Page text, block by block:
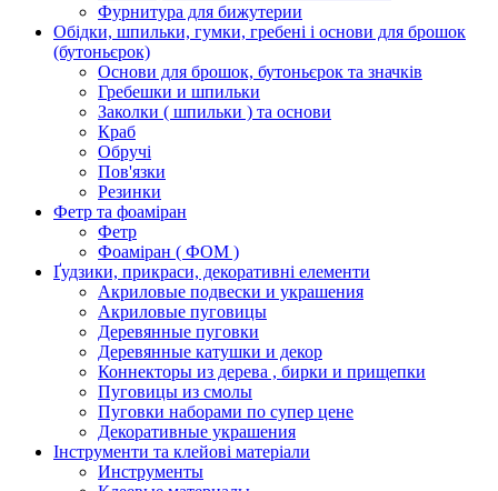
Фурнитура для бижутерии
Обідки, шпильки, гумки, гребені і основи для брошок
(бутоньєрок)
Основи для брошок, бутоньєрок та значків
Гребешки и шпильки
Заколки ( шпильки ) та основи
Краб
Обручі
Пов'язки
Резинки
Фетр та фоаміран
Фетр
Фоаміран ( ФОМ )
Ґудзики, прикраси, декоративні елементи
Акриловые подвески и украшения
Акриловые пуговицы
Деревянные пуговки
Деревянные катушки и декор
Коннекторы из дерева , бирки и прищепки
Пуговицы из смолы
Пуговки наборами по супер цене
Декоративные украшения
Інструменти та клейові матеріали
Инструменты